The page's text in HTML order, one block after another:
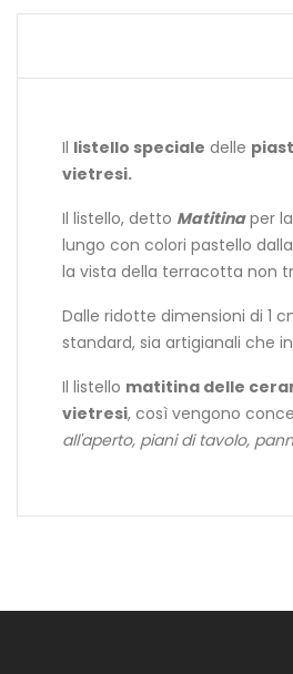
Il listello speciale delle
vietresi.
Il listello, detto Matitinaper
lungo con colori pastello
la vista della terracotta non
Dalle ridotte dimensioni di 1
standard, sia artigianali che
Il listello matitina delle
vietresi, così vengono
all'aperto, piani di tavolo,